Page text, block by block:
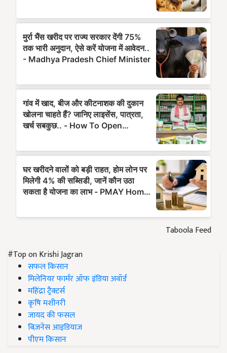
Taboola Feed
#Top on Krishi Jagran
सफल किसान
मिलेनियर फार्मर ऑफ इंडिया अवॉर्ड
महिंद्रा ट्रैक्टर्स
कृषि मशीनरी
जायद की फसल
बिज़नेस आइडियाज
पीएम किसान